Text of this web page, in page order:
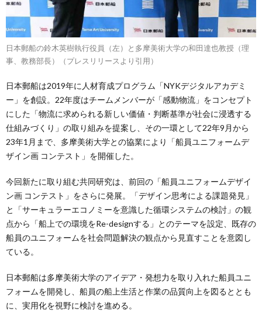
日本郵船の鈴木英樹執行役員（左）と多摩美術大学の和田達也教授（理
事、教務部長）（プレスリリースより引用）
日本郵船は2019年に人材育成プログラム「NYKデジタルアカデミ
ー」を創設。22年度はチームメンバーが「感動物流」をコンセプト
にした「物流に求められる新しい価値・判断基準が社会に浸透する
仕組みづくり」の取り組みを提案し、その一環として22年9月から
23年1月まで、多摩美術大学との協業により「船員ユニフォームデ
ザイン画 コンテスト」を開催した。
今回新たに取り組む共同研究は、前回の「船員ユニフォームデザイ
ン画 コンテスト」をさらに発展。「デザイン思考による課題発見」
と「サーキュラーエコノミーを意識した循環システムの検討」の観
点から「船上での環境をRe-designする」とのテーマを設定、既存の
船員のユニフォームを社会問題解決の観点から見直すことを意図し
ている。
日本郵船は多摩美術大学のアイデア・発想力を取り入れた船員ユニ
フォームを開発し、船員の船上生活と作業の品質向上を図るととも
に、実用化を視野に検討を進める。